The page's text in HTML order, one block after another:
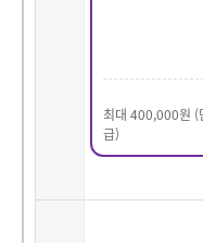
최대 400,000원 (
급)